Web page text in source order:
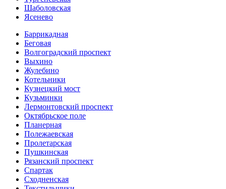
Шаболовская
Ясенево
Баррикадная
Беговая
Волгоградский проспект
Выхино
Жулебино
Котельники
Кузнецкий мост
Кузьминки
Лермонтовский проспект
Октябрьское поле
Планерная
Полежаевская
Пролетарская
Пушкинская
Рязанский проспект
Спартак
Сходненская